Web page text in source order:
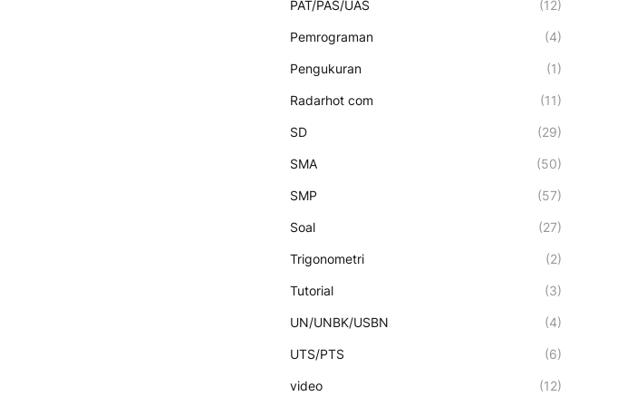
PAT/PAS/UAS (12)
Pemrograman (4)
Pengukuran (1)
Radarhot com (11)
SD (29)
SMA (50)
SMP (57)
Soal (27)
Trigonometri (2)
Tutorial (3)
UN/UNBK/USBN (4)
UTS/PTS (6)
video (12)